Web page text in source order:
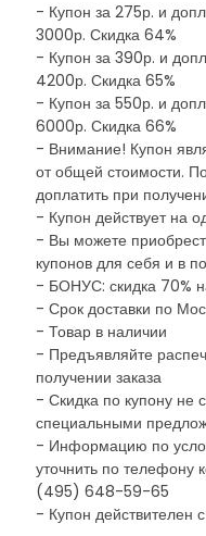
- Купон за 275р. и
3000р. Скидка 64%
- Купон за 390р. и
4200р. Скидка 65%
- Купон за 550р. и
6000р. Скидка 66%
- Внимание! Купон
от общей стоимости.
доплатить при
- Купон действует на
- Вы можете
купонов для себя и в
- БОНУС: скидка 70%
- Срок доставки по
- Товар в наличии
- Предъявляйте
получении заказа
- Скидка по купону не
специальными
- Информацию по
уточнить по
(495) 648-59-65
- Купон действителен